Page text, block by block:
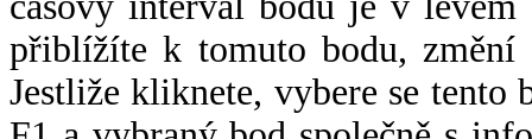
přiblížíte k tomuto bodu,
Jestliže kliknete, vybere se tento